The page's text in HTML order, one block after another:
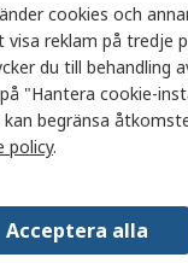
cookies och
reklam på tredje
du till behandling
"Hantera cookie-
begränsa
policy.
Acceptera alla